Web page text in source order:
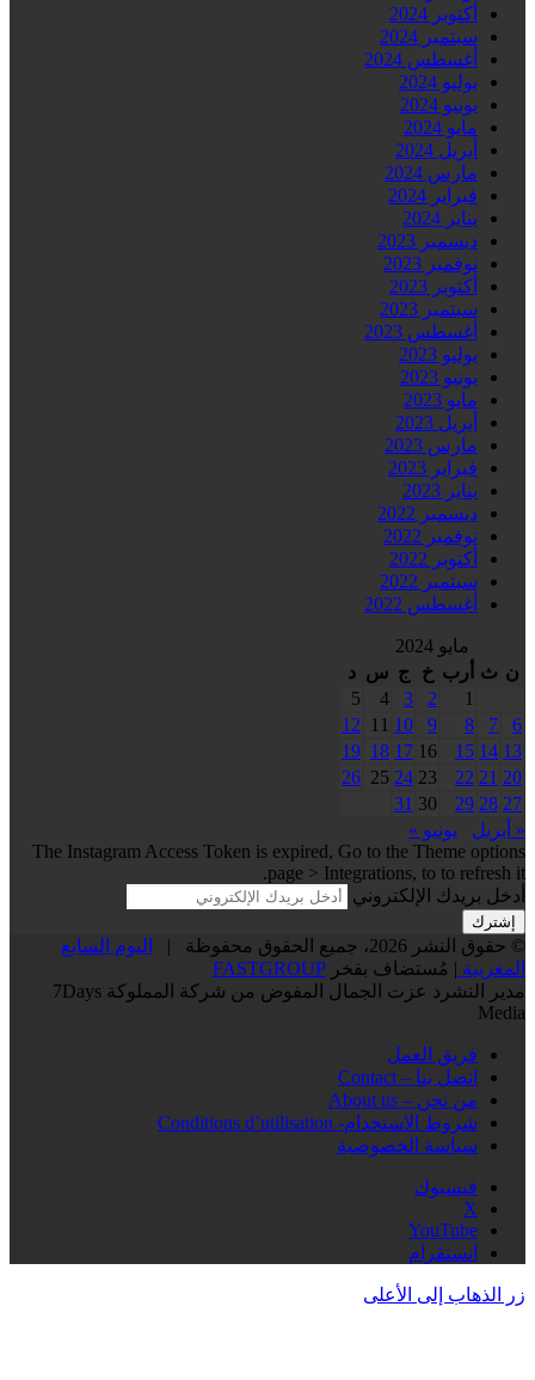
أكتوبر 2024
سبتمبر 2024
أغسطس 2024
يوليو 2024
يونيو 2024
مايو 2024
أبريل 2024
مارس 2024
فبراير 2024
يناير 2024
ديسمبر 2023
نوفمبر 2023
أكتوبر 2023
سبتمبر 2023
أغسطس 2023
يوليو 2023
يونيو 2023
مايو 2023
أبريل 2023
مارس 2023
فبراير 2023
يناير 2023
ديسمبر 2022
نوفمبر 2022
أكتوبر 2022
سبتمبر 2022
أغسطس 2022
مايو 2024
ن ث أرب خ ج س د
1
2
3
4
5
6
7
8
9
10
11
12
13
14
15
16
17
18
19
20
21
22
23
24
25
26
27
28
29
30
31
« أبريل
يونيو »
The Instagram Access Token is expired, Go to the Theme options
page > Integrations, to to refresh it.
أدخل بريدك الإلكتروني
© حقوق النشر 2026، جميع الحقوق محفوظة |
اليوم السابع
المغربية | مُستضاف بفخر FASTGROUP
مدير النشرد عزت الجمال المفوض من شركة المملوكة 7Days
Media
فريق العمل
اتصل بنا – Contact
من نحن – About us
شروط الاستخدام- Conditions d’utilisation
سياسة الخصوصية
فيسبوك
‫X
‫YouTube
انستقرام
زر الذهاب إلى الأعلى